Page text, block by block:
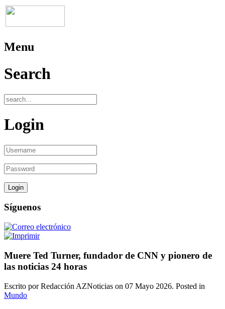
Menu
Search
Login
Síguenos
Muere Ted Turner, fundador de CNN y pionero de
las noticias 24 horas
Escrito por Redacción AZNoticias on 07 Mayo 2026. Posted in
Mundo